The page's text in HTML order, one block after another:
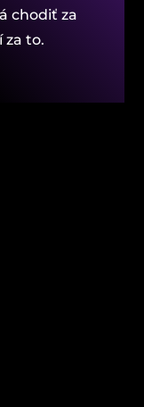
chodiť za
to.